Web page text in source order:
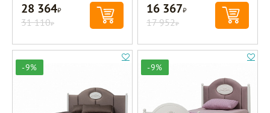
28 364Р
31 110Р
16 367Р
17 952Р
-9% -9%